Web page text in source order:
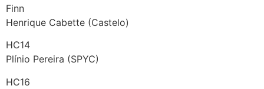
Finn
Henrique Cabette (Castelo)
HC14
Plínio Pereira (SPYC)
HC16